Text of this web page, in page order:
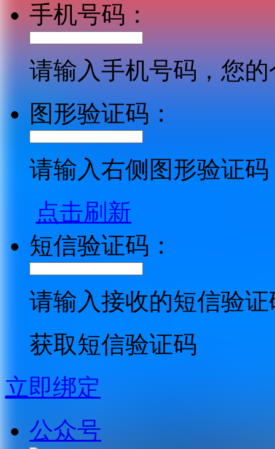
手机号码：
请输入手机号码，您
图形验证码：
请输入右侧图形验证码
点击刷新
短信验证码：
请输入接收的短信验证
获取短信验证码
立即绑定
公众号